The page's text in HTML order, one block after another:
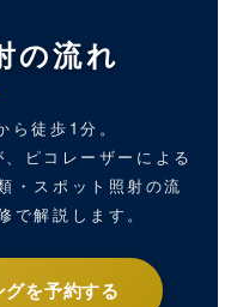
の流れ
ら徒歩1分。
ピコレーザーによる
・スポット照射の流
で解説します。
を予約する